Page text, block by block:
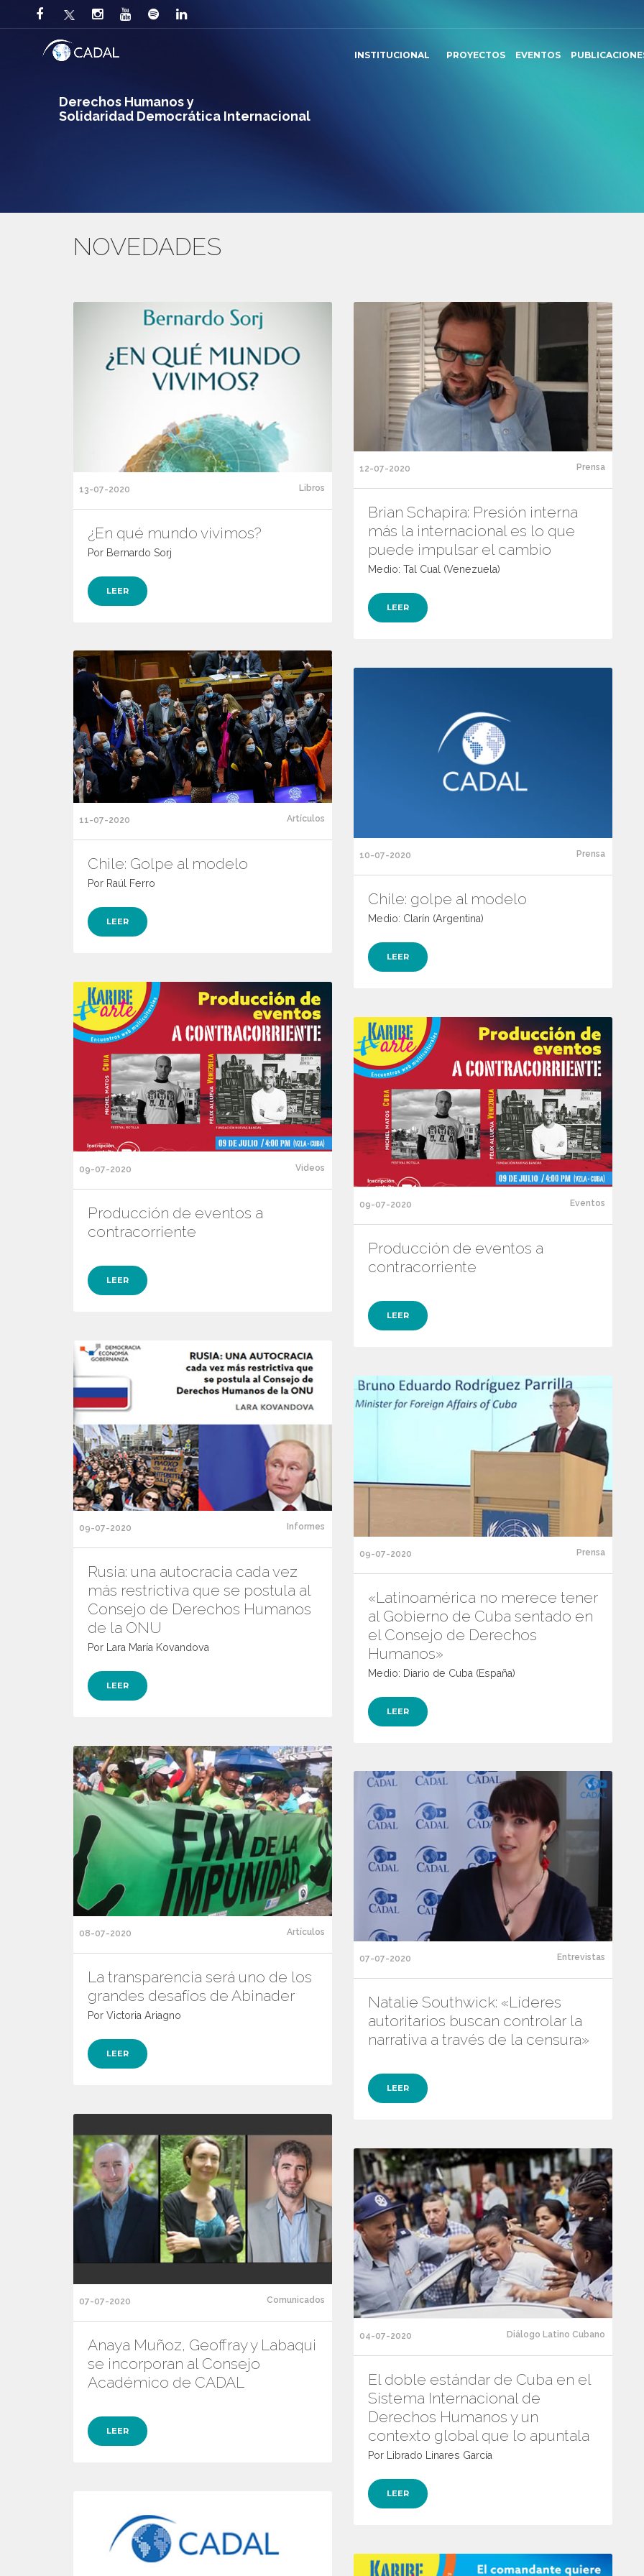
Derechos Humanos y
Solidaridad Democrática Internacional
INSTITUCIONAL PROYECTOS EVENTOS
NOVEDADES
13-07-2020 Libros
¿En qué mundo vivimos?
Por Bernardo Sorj
LEER
12-07-2020 Prensa
Brian Schapira: Presión interna
más la internacional es lo que
puede impulsar el cambio
Medio: Tal Cual (Venezuela)
LEER
11-07-2020 Artículos
Chile: Golpe al modelo
Por Raúl Ferro
LEER
10-07-2020 Prensa
Chile: golpe al modelo
Medio: Clarín (Argentina)
LEER
09-07-2020 Videos
Producción de eventos a
contracorriente
LEER
09-07-2020 Eventos
Producción de eventos a
contracorriente
LEER
09-07-2020 Informes
Rusia: una autocracia cada vez
más restrictiva que se postula al
Consejo de Derechos Humanos
de la ONU
Por Lara María Kovandova
LEER
09-07-2020 Prensa
«Latinoamérica no merece tener
al Gobierno de Cuba sentado en
el Consejo de Derechos
Humanos»
Medio: Diario de Cuba (España)
LEER
08-07-2020 Artículos
La transparencia será uno de los
grandes desafíos de Abinader
Por Victoria Ariagno
LEER
07-07-2020 Entrevistas
Natalie Southwick: «Líderes
autoritarios buscan controlar la
narrativa a través de la censura»
LEER
07-07-2020 Comunicados
Anaya Muñoz, Geoffray y Labaqui
se incorporan al Consejo
Académico de CADAL
LEER
04-07-2020 Diálogo Latino Cubano
El doble estándar de Cuba en el
Sistema Internacional de
Derechos Humanos y un
contexto global que lo apuntala
Por Librado Linares García
LEER